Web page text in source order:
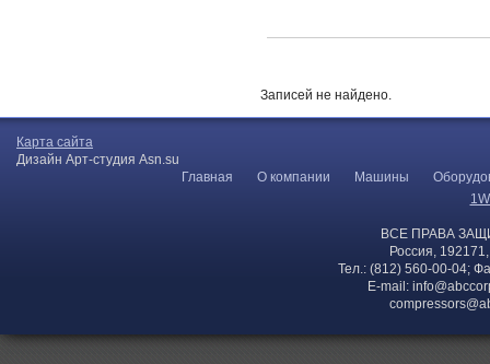
Записей не найдено.
Карта сайта
Дизайн Арт-студия Asn.su
Главная
О компании Машины
ВСЕ ПРАВА
Россия,
Тел.: (812) 560-00-04;
E-mail: